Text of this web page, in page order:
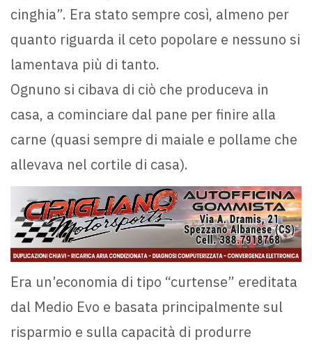
cinghia”. Era stato sempre così, almeno per
quanto riguarda il ceto popolare e nessuno si
lamentava più di tanto.
Ognuno si cibava di ciò che produceva in
casa, a cominciare dal pane per finire alla
carne (quasi sempre di maiale e pollame che
allevava nel cortile di casa).
Era un’economia di tipo “curtense” ereditata
dal Medio Evo e basata principalmente sul
risparmio e sulla capacità di produrre